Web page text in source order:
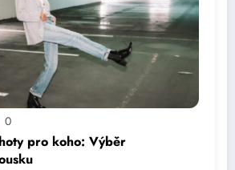
0
pro koho: Výběr